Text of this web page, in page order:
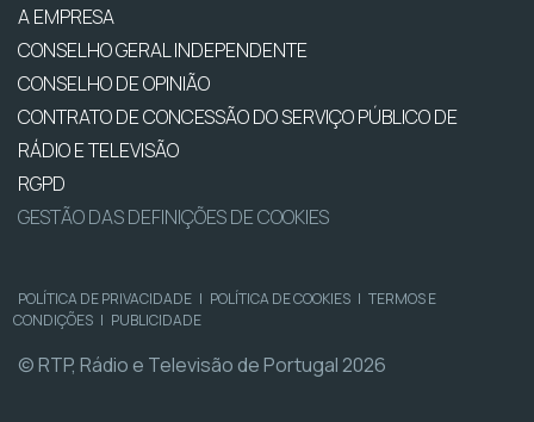
A EMPRESA
CONSELHO GERAL INDEPENDENTE
CONSELHO DE OPINIÃO
CONTRATO DE CONCESSÃO DO SERVIÇO PÚBLICO DE
RÁDIO E TELEVISÃO
RGPD
GESTÃO DAS DEFINIÇÕES DE COOKIES
POLÍTICA DE PRIVACIDADE | POLÍTICA DE COOKIES | TERMOS E
CONDIÇÕES | PUBLICIDADE
© RTP, Rádio e Televisão de Portugal 2026